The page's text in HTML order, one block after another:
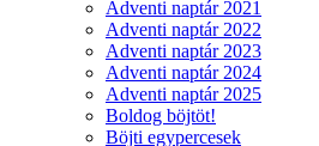
Adventi naptár 2021
Adventi naptár 2022
Adventi naptár 2023
Adventi naptár 2024
Adventi naptár 2025
Boldog böjtöt!
Böjti egypercesek